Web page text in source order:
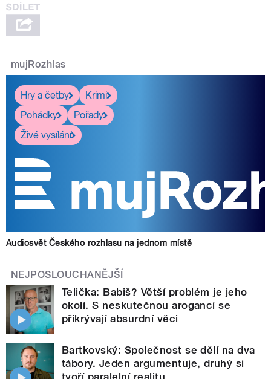
mujRozhlas
Hry a četby
Krimi
Pohádky
Pořady
Živé vysílání
Audiosvět Českého rozhlasu na jednom místě
NEJPOSLOUCHANĚJŠÍ
Telička: Babiš? Větší problém je jeho
okolí. S neskutečnou arogancí se
přikrývají absurdní věci
Bartkovský: Společnost se dělí na dva
tábory. Jeden argumentuje, druhý si